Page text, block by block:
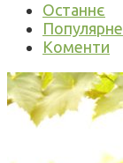
Останнє
Популярне
Коменти